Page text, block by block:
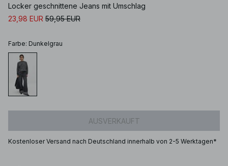
Locker geschnittene Jeans mit Umschlag
23,98 EUR 59,95 EUR
Farbe: Dunkelgrau
AUSVERKAUFT
Kostenloser Versand nach Deutschland innerhalb von 2-5 Werktagen*